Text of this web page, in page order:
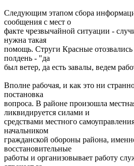
Следующим этапом сбора
сообщения с мест о
факте чрезвычайной ситуации -
нужна такая
помощь. Струги Красные
полдень - "да
был ветер, да есть завалы, ведем
Вполне рабочая, и как это ни
постановка
вопроса. В районе произошла
ликвидируется силами и
средствами местного
начальником
гражданской обороны района,
восстановительные
работы и организовывает работу